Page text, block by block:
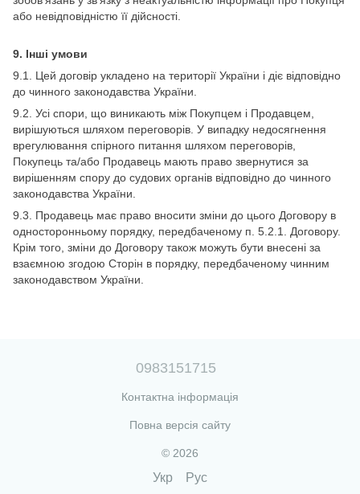
або невідповідністю її дійсності.
9. Інші умови
9.1. Цей договір укладено на території України і діє відповідно
до чинного законодавства України.
9.2. Усі спори, що виникають між Покупцем і Продавцем,
вирішуються шляхом переговорів. У випадку недосягнення
врегулювання спірного питання шляхом переговорів,
Покупець та/або Продавець мають право звернутися за
вирішенням спору до судових органів відповідно до чинного
законодавства України.
9.3. Продавець має право вносити зміни до цього Договору в
односторонньому порядку, передбаченому п. 5.2.1. Договору.
Крім того, зміни до Договору також можуть бути внесені за
взаємною згодою Сторін в порядку, передбаченому чинним
законодавством України.
0983151715
Контактна інформація
Повна версія сайту
© 2026
Укр Рус